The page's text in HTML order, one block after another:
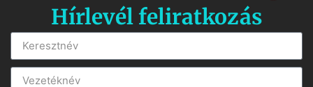
Hírlevél feliratkozás